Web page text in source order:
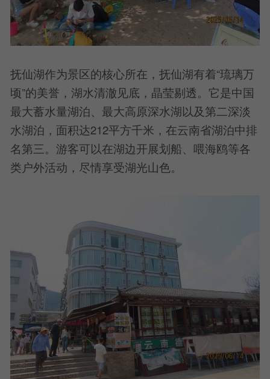
抚仙湖作为景区的核心所在，抚仙湖有着“琉璃万
顷”的美誉，湖水清澈见底，晶莹剔透。它是中国
最大蓄水量湖泊、最大高原深水湖以及第二深淡
水湖泊，面积达212平方千米，在云南省湖泊中排
名第三。游客可以在湖边开展划船、喂海鸥等各
类户外活动，尽情享受湖光山色。